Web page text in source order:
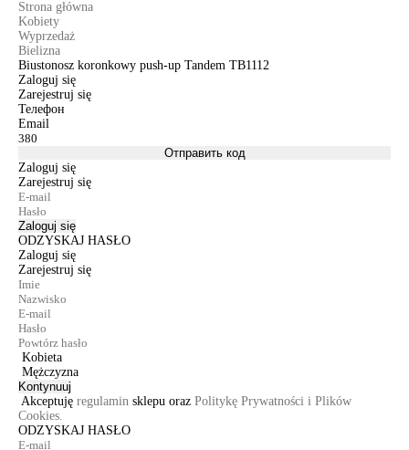
Strona główna
Kobiety
Wyprzedaż
Bielizna
Biustonosz koronkowy push-up Tandem TB1112
Zaloguj się
Zarejestruj się
Телефон
Email
Отправить код
Zaloguj się
Zarejestruj się
Zaloguj się
ODZYSKAJ HASŁO
Zaloguj się
Zarejestruj się
Kobieta
Mężczyzna
Kontynuuj
Akceptuję regulamin sklepu oraz Politykę Prywatności i Plików
Cookies.
ODZYSKAJ HASŁO